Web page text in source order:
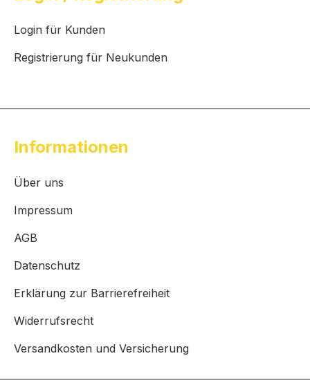
Login für Kunden
Registrierung für Neukunden
Informationen
Über uns
Impressum
AGB
Datenschutz
Erklärung zur Barrierefreiheit
Widerrufsrecht
Versandkosten und Versicherung